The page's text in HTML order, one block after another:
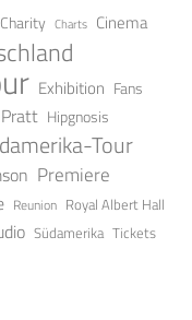
Charity Charts Cinema
Exhibition Fans
Hipgnosis
Tour
Premiere
Reunion Royal Albert Hall
Südamerika Tickets